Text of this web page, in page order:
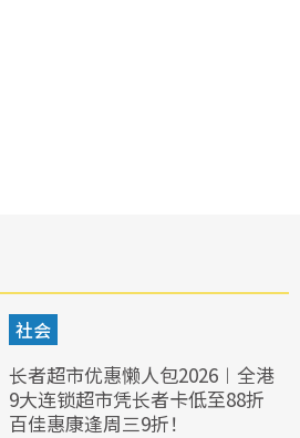
社会
长者超市优惠懒人包2026︱全港
9大连锁超市凭长者卡低至88折
百佳惠康逢周三9折！